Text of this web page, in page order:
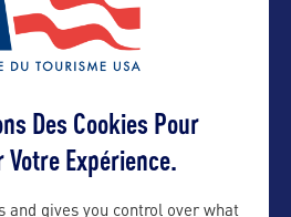
Suivre
Des Cookies Pour
Expérience.
and gives you control over what